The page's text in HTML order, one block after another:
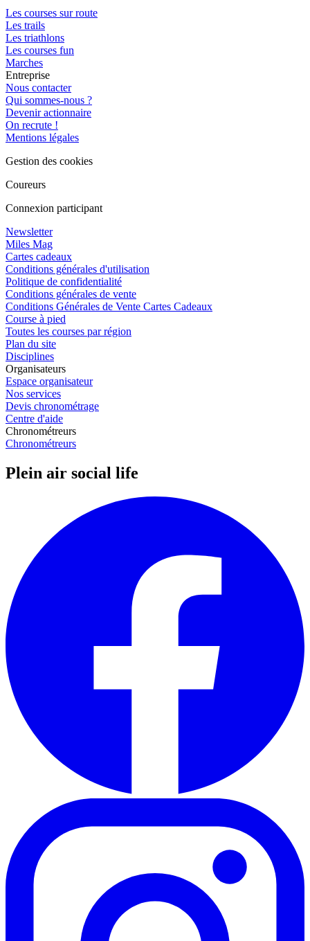
Les courses sur route
Les trails
Les triathlons
Les courses fun
Marches
Entreprise
Nous contacter
Qui sommes-nous ?
Devenir actionnaire
On recrute !
Mentions légales
Gestion des cookies
Coureurs
Connexion participant
Newsletter
Miles Mag
Cartes cadeaux
Conditions générales d'utilisation
Politique de confidentialité
Conditions générales de vente
Conditions Générales de Vente Cartes Cadeaux
Course à pied
Toutes les courses par région
Plan du site
Disciplines
Organisateurs
Espace organisateur
Nos services
Devis chronométrage
Centre d'aide
Chronométreurs
Chronométreurs
Plein air social life